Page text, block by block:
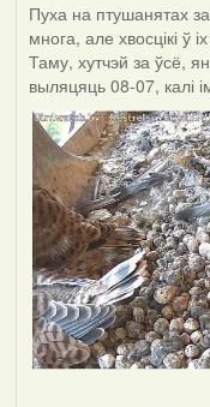
Пуха на птушанятах
многа, але хвосцікі ў
Таму, хутчэй за ўсё,
выляцяць 08-07, калі